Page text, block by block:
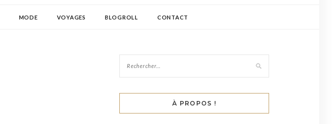
MODE VOYAGES BLOGROLL CONTACT
À PROPOS !